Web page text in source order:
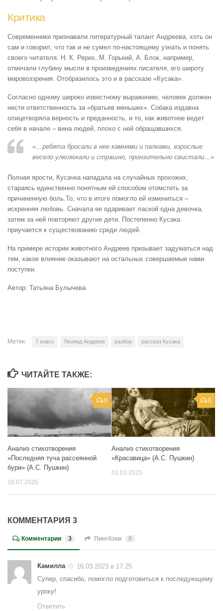
Критика
Современники признавали литературный талант Андреева, хоть он
сам и говорил, что так и не сумел по-настоящему узнать и понять
своего читателя. Н. К. Рерих, М. Горький, А. Блок, например,
отмечали глубину мысли в произведениях писателя, его широту
мировоззрения. Отобразилось это и в рассказе «Кусака».
Согласно одному широко известному выражению, человек должен
нести ответственность за «братьев меньших». Собака издавна
олицетворяла верность и преданность, и то, как животное ведет
себя в начале – вина людей, плохо с ней обращавшихся.
«…ребята бросали в нее камнями и палками, взрослые
весело улюлюкали и страшно, пронзительно свистали…»
Полная ярости, Кусачка нападала на случайных прохожих,
стараясь единственно понятным ей способом отомстить за
причиненную боль.То, что в итоге помогло ей измениться –
искренняя любовь. Сначала ее одаривает лаской одна девочка,
затем за ней повторяют другие дети. Постепенно Кусака
приучается к существованию среди людей.
На примере истории животного Андреев призывает задуматься над
тем, какое влияние оказывают на остальных совершаемые нами
поступки.
Автор: Татьяна Булычева
Метки: 7 класс Леонид Андреев разбор рассказ Кусака
ЧИТАЙТЕ ТАКЖЕ:
0
Анализ стихотворения
«Последняя туча рассеянной
бури» (А.С. Пушкин)
16.07.2020
0
Анализ стихотворения
«Красавица» (А.С. Пушкин)
01.03.2025
КОММЕНТАРИЯ 3
Комментарии 3 Пингбэки 0
Камилла
16.03.2023 в 17:25
Супер, спасибо, помогло подготовиться к последующему
уроку!
Ответить